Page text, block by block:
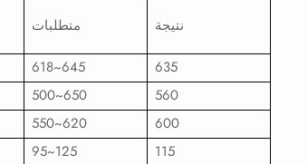
متطلبات نتيجة
618~645
635
500~650
560
550~620
600
95~125 115